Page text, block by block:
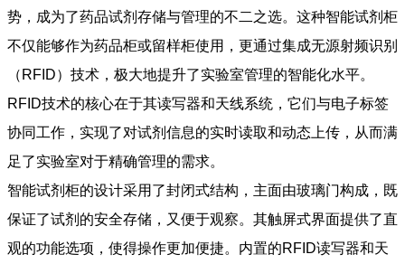
势，成为了药品试剂存储与管理的不二之选。这种智能试剂柜
不仅能够作为药品柜或留样柜使用，更通过集成无源射频识别
（RFID）技术，极大地提升了实验室管理的智能化水平。
RFID技术的核心在于其读写器和天线系统，它们与电子标签
协同工作，实现了对试剂信息的实时读取和动态上传，从而满
足了实验室对于精确管理的需求。
智能试剂柜的设计采用了封闭式结构，主面由玻璃门构成，既
保证了试剂的安全存储，又便于观察。其触屏式界面提供了直
观的功能选项，使得操作更加便捷。内置的RFID读写器和天